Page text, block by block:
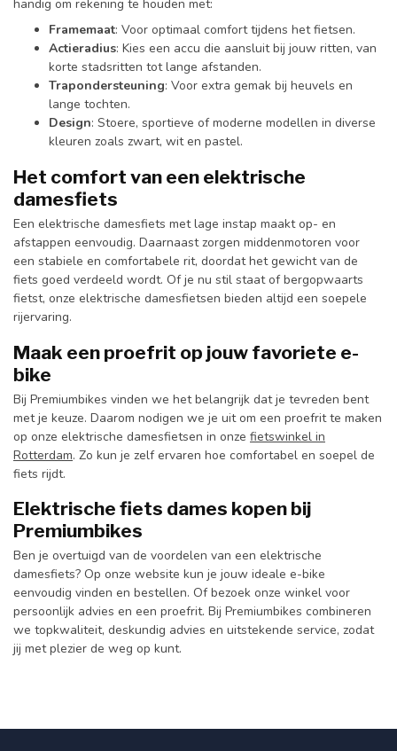
handig om rekening te houden met:
Framemaat: Voor optimaal comfort tijdens het fietsen.
Actieradius: Kies een accu die aansluit bij jouw ritten, van
korte stadsritten tot lange afstanden.
Trapondersteuning: Voor extra gemak bij heuvels en
lange tochten.
Design: Stoere, sportieve of moderne modellen in diverse
kleuren zoals zwart, wit en pastel.
Het comfort van een elektrische
damesfiets
Een elektrische damesfiets met lage instap maakt op- en
afstappen eenvoudig. Daarnaast zorgen middenmotoren voor
een stabiele en comfortabele rit, doordat het gewicht van de
fiets goed verdeeld wordt. Of je nu stil staat of bergopwaarts
fietst, onze elektrische damesfietsen bieden altijd een soepele
rijervaring.
Maak een proefrit op jouw favoriete e-
bike
Bij Premiumbikes vinden we het belangrijk dat je tevreden bent
met je keuze. Daarom nodigen we je uit om een proefrit te maken
op onze elektrische damesfietsen in onze fietswinkel in
Rotterdam. Zo kun je zelf ervaren hoe comfortabel en soepel de
fiets rijdt.
Elektrische fiets dames kopen bij
Premiumbikes
Ben je overtuigd van de voordelen van een elektrische
damesfiets? Op onze website kun je jouw ideale e-bike
eenvoudig vinden en bestellen. Of bezoek onze winkel voor
persoonlijk advies en een proefrit. Bij Premiumbikes combineren
we topkwaliteit, deskundig advies en uitstekende service, zodat
jij met plezier de weg op kunt.